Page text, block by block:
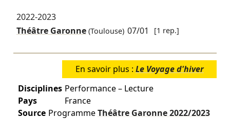
2022-2023
Théâtre Garonne(Toulouse) 07/01 [1 rep.]
En savoir plus : Le Voyage d'hiver
Disciplines Performance – Lecture
Pays
France
Source ProgrammeThéâtre Garonne2022/2023